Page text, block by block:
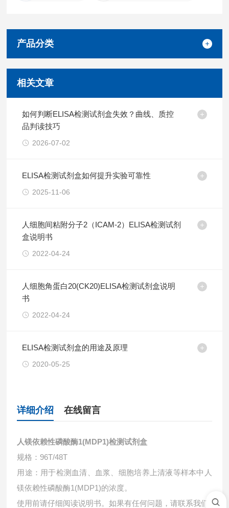
产品分类
相关文章
如何判断ELISA检测试剂盒失效？曲线、质控
品判读技巧
2026-07-02
ELISA检测试剂盒如何提升实验可靠性
2025-11-06
人细胞间粘附分子2（ICAM-2）ELISA检测试剂
盒说明书
2022-04-24
人细胞角蛋白20(CK20)ELISA检测试剂盒说明
书
2022-04-24
ELISA检测试剂盒的用途及原理
2020-05-25
详细介绍 在线留言
人镁依赖性磷酸酶1(MDP1)检测试剂盒
规格：96T/48T
用途：用于检测血清、血浆、细胞培养上清液等样本中 人
镁依赖性磷酸酶1(MDP1)的浓度。
使用前请仔细阅读说明书。如果有任何问题，请联系我们